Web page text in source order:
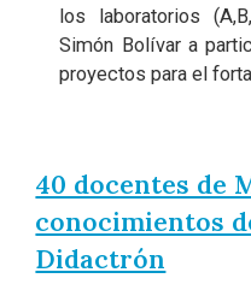
los laboratorios
Simón Bolívar a
proyectos para el
40 docentes de
conocimientos
Didactrón